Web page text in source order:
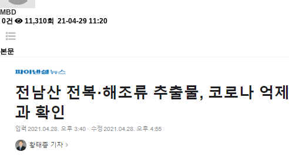
MBD
0건
11,310회 21-04-29 11:20
본문